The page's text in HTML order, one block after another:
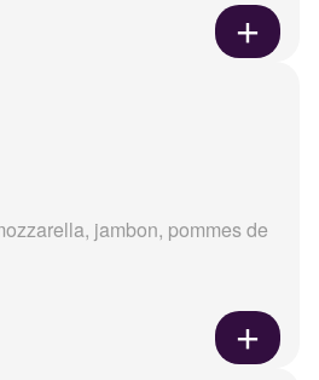
jambon, pommes de